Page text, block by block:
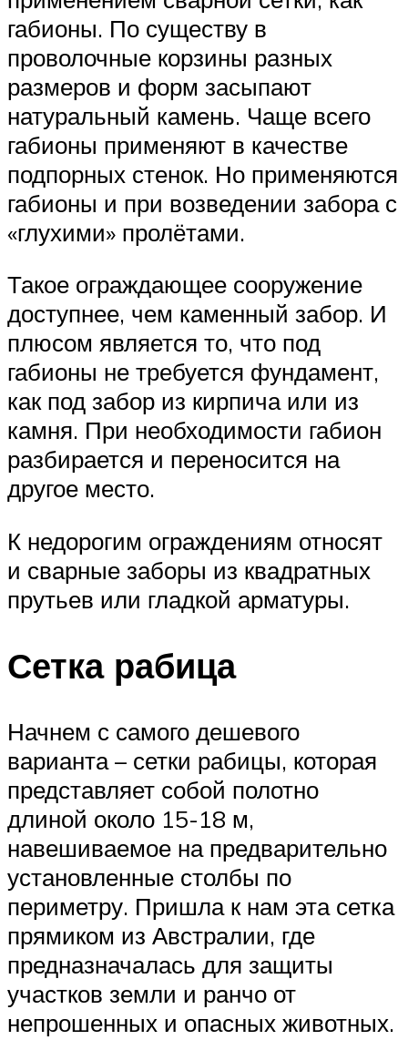
габионы. По существу в
проволочные корзины разных
размеров и форм засыпают
натуральный камень. Чаще всего
габионы применяют в качестве
подпорных стенок. Но применяются
габионы и при возведении забора с
«глухими» пролётами.
Такое ограждающее сооружение
доступнее, чем каменный забор. И
плюсом является то, что под
габионы не требуется фундамент,
как под забор из кирпича или из
камня. При необходимости габион
разбирается и переносится на
другое место.
К недорогим ограждениям относят
и сварные заборы из квадратных
прутьев или гладкой арматуры.
Сетка рабица
Начнем с самого дешевого
варианта – сетки рабицы, которая
представляет собой полотно
длиной около 15-18 м,
навешиваемое на предварительно
установленные столбы по
периметру. Пришла к нам эта сетка
прямиком из Австралии, где
предназначалась для защиты
участков земли и ранчо от
непрошенных и опасных животных.